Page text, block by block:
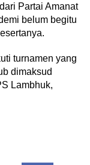
Partai Amanat
belum begitu
turnamen yang
dimaksud
Lambhuk,